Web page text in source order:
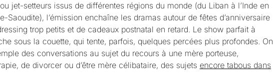
jet-setteurs issus de différentes régions du monde (du Liban à l’Inde en
Saoudite), l’émission enchaîne les dramas autour de fêtes d’anniversaire
trop petits et de cadeaux postnatal en retard. Le show parfait à
sous la couette, qui tente, parfois, quelques percées plus profondes. On
des conversations au sujet du recours à une mère porteuse,
de divorcer ou d’être mère célibataire, des sujets encore tabous dans